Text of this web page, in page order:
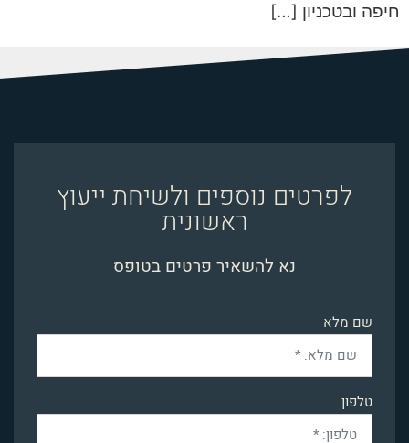
חיפה ובטכניון […]
לפרטים נוספים ולשיחת ייעוץ
ראשונית
נא להשאיר פרטים בטופס
שם מלא
טלפון